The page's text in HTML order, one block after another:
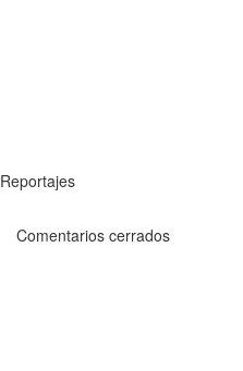
Reportajes
Comentarios cerrados